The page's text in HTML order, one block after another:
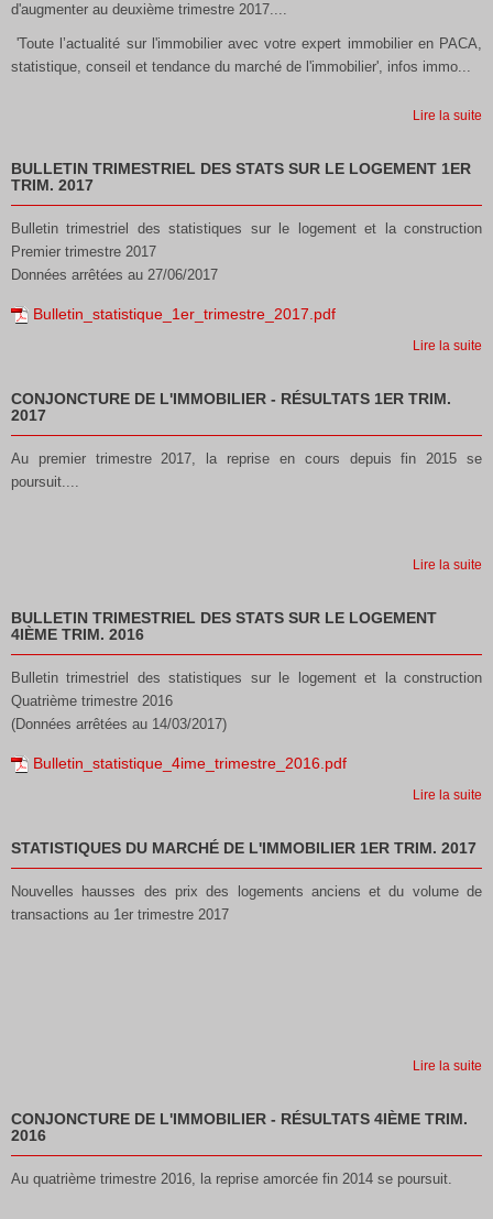
d'augmenter au deuxième trimestre 2017....
'Toute l’actualité sur l'immobilier avec votre expert immobilier en PACA,
statistique, conseil et tendance du marché de l'immobilier', infos immo...
Lire la suite
BULLETIN TRIMESTRIEL DES STATS SUR LE LOGEMENT 1ER
TRIM. 2017
Bulletin trimestriel des statistiques sur le logement et la construction
Premier trimestre 2017
Données arrêtées au 27/06/2017
Bulletin_statistique_1er_trimestre_2017.pdf
Lire la suite
CONJONCTURE DE L'IMMOBILIER - RÉSULTATS 1ER TRIM.
2017
Au premier trimestre 2017, la reprise en cours depuis fin 2015 se
poursuit....
Lire la suite
BULLETIN TRIMESTRIEL DES STATS SUR LE LOGEMENT
4IÈME TRIM. 2016
Bulletin trimestriel des statistiques sur le logement et la construction
Quatrième trimestre 2016
(Données arrêtées au 14/03/2017)
Bulletin_statistique_4ime_trimestre_2016.pdf
Lire la suite
STATISTIQUES DU MARCHÉ DE L'IMMOBILIER 1ER TRIM. 2017
Nouvelles hausses des prix des logements anciens et du volume de
transactions au 1er trimestre 2017
Lire la suite
CONJONCTURE DE L'IMMOBILIER - RÉSULTATS 4IÈME TRIM.
2016
Au quatrième trimestre 2016, la reprise amorcée fin 2014 se poursuit.